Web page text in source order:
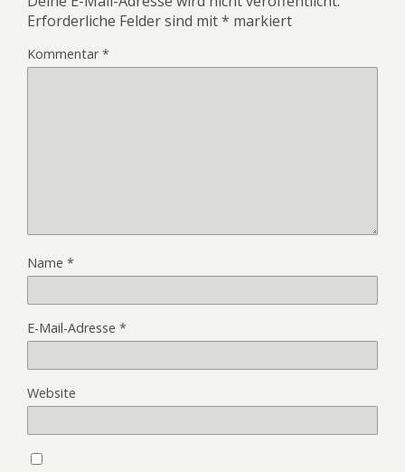
Erforderliche Felder sind mit* markiert
Kommentar*
Name *
E-Mail-Adresse *
Website